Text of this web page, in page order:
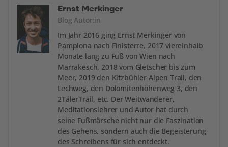
Ernst Merkinger
Blog Autor:in
Im Jahr 2016 ging Ernst Merkinger von
Pamplona nach Finisterre, 2017 viereinhalb
Monate lang zu Fuß von Wien nach
Marrakesch, 2018 vom Gletscher bis zum
Meer, 2019 den Kitzbühler Alpen Trail, den
Lechweg, den Dolomitenhöhenweg 3, den
2TälerTrail, etc. Der Weitwanderer,
Meditationslehrer und Autor hat durch
seine Fußmärsche nicht nur die Faszination
des Gehens, sondern auch die Begeisterung
des Schreibens für sich entdeckt.